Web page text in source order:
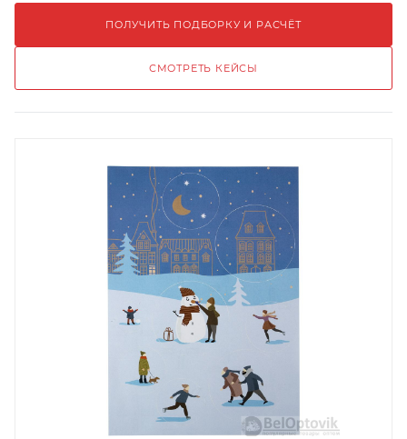
ПОЛУЧИТЬ ПОДБОРКУ И РАСЧЁТ
СМОТРЕТЬ КЕЙСЫ